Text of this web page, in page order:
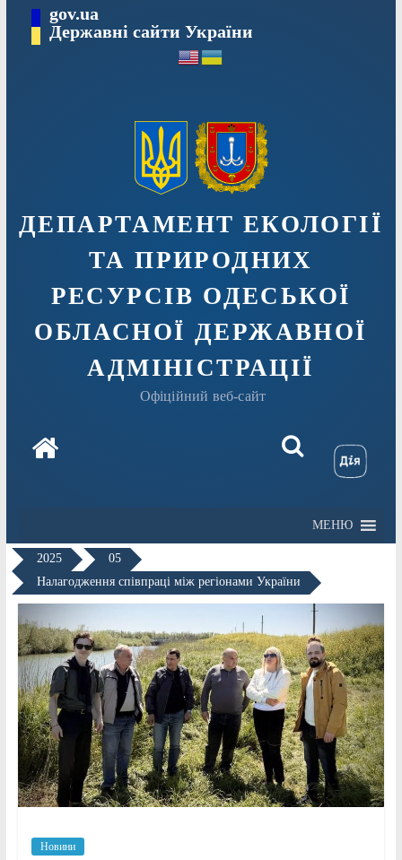
Перейтиgov.ua
Державні сайти України
ДЕПАРТАМЕНТ ЕКОЛОГІЇ
ТА ПРИРОДНИХ
РЕСУРСІВ ОДЕСЬКОЇ
ОБЛАСНОЇ ДЕРЖАВНОЇ
АДМIНIСТРАЦIЇ
Офіційний веб-сайт
МЕНЮ
2025
05
Налагодження співпраці між регіонами України
Новини